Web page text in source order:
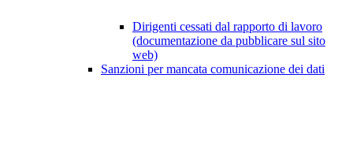
Dirigenti cessati dal rapporto di lavoro
(documentazione da pubblicare sul sito
web)
Sanzioni per mancata comunicazione dei dati